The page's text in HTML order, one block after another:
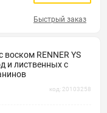
Быстрый заказ
воском RENNER YS
и лиственных с
код: 20103258